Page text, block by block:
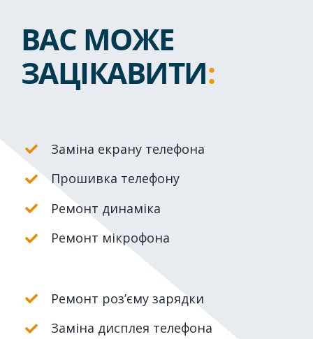
ВАС МОЖЕ
ЗАЦІКАВИТИ:
Заміна екрану телефона
Прошивка телефону
Ремонт динаміка
Ремонт мікрофона
Ремонт роз’єму зарядки
Заміна дисплея телефона